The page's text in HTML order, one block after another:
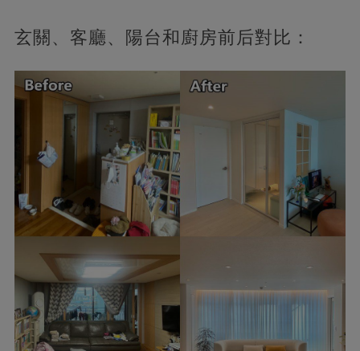
玄關、客廳、陽台和廚房前后對比：